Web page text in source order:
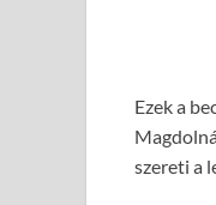
Ezek a
szereti a